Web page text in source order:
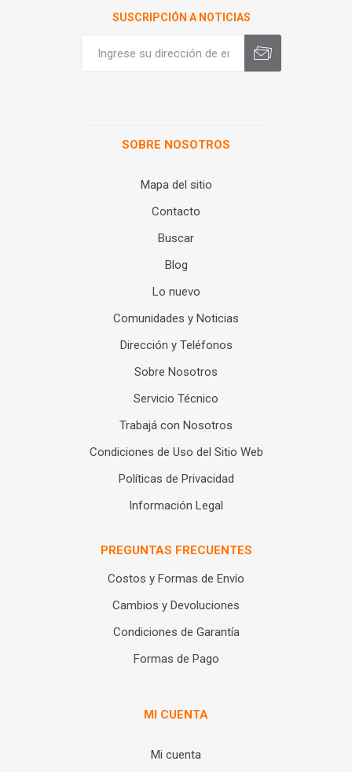
SUSCRIPCIÓN A NOTICIAS
SOBRE NOSOTROS
Mapa del sitio
Contacto
Buscar
Blog
Lo nuevo
Comunidades y Noticias
Dirección y Teléfonos
Sobre Nosotros
Servicio Técnico
Trabajá con Nosotros
Condiciones de Uso del Sitio Web
Políticas de Privacidad
Información Legal
PREGUNTAS FRECUENTES
Costos y Formas de Envío
Cambios y Devoluciones
Condiciones de Garantía
Formas de Pago
MI CUENTA
Mi cuenta